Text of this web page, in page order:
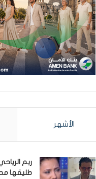
الأشهر
ريم
طليقها